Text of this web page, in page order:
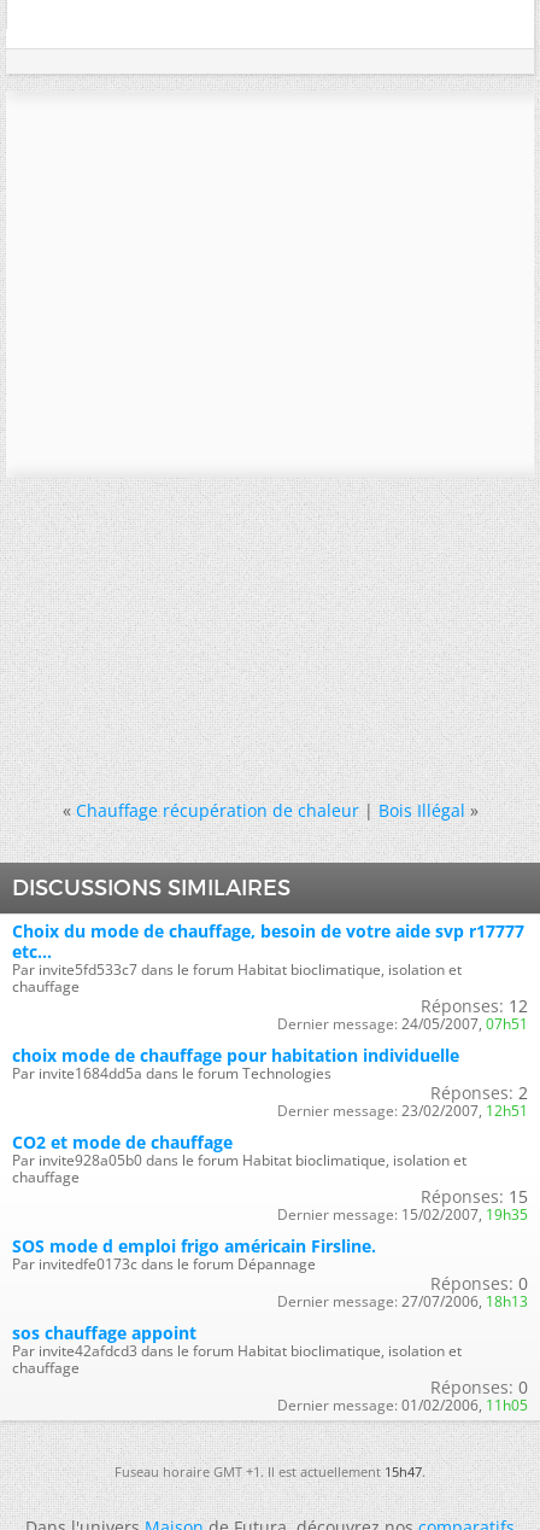
« Chauffage récupération de chaleur|Bois Illégal »
DISCUSSIONS SIMILAIRES
Choix du mode de chauffage, besoin de votre aide svp r17777
etc...
Par invite5fd533c7 dans le forum Habitat bioclimatique, isolation et
chauffage
Réponses: 12
Dernier message: 24/05/2007, 07h51
choix mode de chauffage pour habitation individuelle
Par invite1684dd5a dans le forum Technologies
Réponses: 2
Dernier message: 23/02/2007, 12h51
CO2 et mode de chauffage
Par invite928a05b0 dans le forum Habitat bioclimatique, isolation et
chauffage
Réponses: 15
Dernier message: 15/02/2007, 19h35
SOS mode d emploi frigo américain Firsline.
Par invitedfe0173c dans le forum Dépannage
Réponses: 0
Dernier message: 27/07/2006, 18h13
sos chauffage appoint
Par invite42afdcd3 dans le forum Habitat bioclimatique, isolation et
chauffage
Réponses: 0
Dernier message: 01/02/2006, 11h05
Fuseau horaire GMT +1. Il est actuellement15h47.